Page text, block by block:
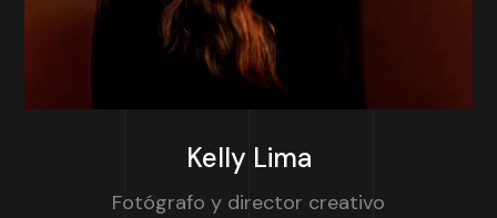
Kelly Lima
Fotógrafo y director creativo